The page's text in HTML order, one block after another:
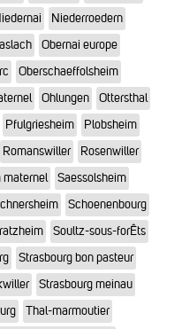
Niederroedern
Obernai europe
Oberschaeffolsheim
Ohlungen
Ottersthal
Pfulgriesheim
Plobsheim
Romanswiller
Rosenwiller
maternel
Saessolsheim
Schoenenbourg
Soultz-sous-forÊts
Strasbourg bon pasteur
Strasbourg meinau
Thal-marmoutier